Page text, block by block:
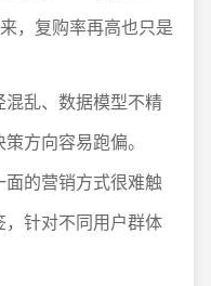
，复购率再高也只是
混乱、数据模型不精
方向容易跑偏。
面的营销方式很难触
针对不同用户群体